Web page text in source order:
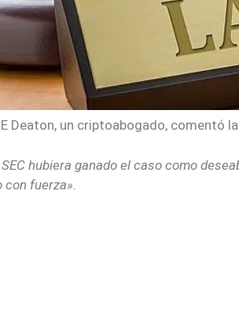
Deaton, un criptoabogado, comentó
SEC hubiera ganado el caso como
con fuerza».